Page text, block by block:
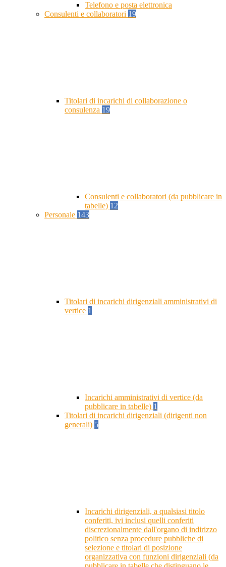
Telefono e posta elettronica
Consulenti e collaboratori 19
Titolari di incarichi di collaborazione o
consulenza 19
Consulenti e collaboratori (da pubblicare in
tabelle) 12
Personale 143
Titolari di incarichi dirigenziali amministrativi di
vertice 1
Incarichi amministrativi di vertice (da
pubblicare in tabelle) 1
Titolari di incarichi dirigenziali (dirigenti non
generali) 5
Incarichi dirigenziali, a qualsiasi titolo
conferiti, ivi inclusi quelli conferiti
discrezionalmente dall'organo di indirizzo
politico senza procedure pubbliche di
selezione e titolari di posizione
organizzativa con funzioni dirigenziali (da